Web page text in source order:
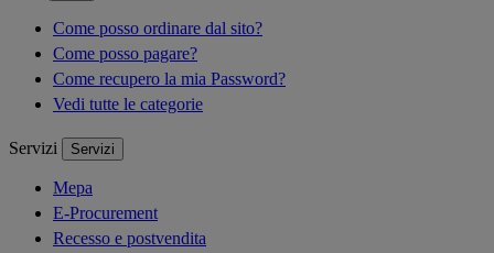
Come posso ordinare dal sito?
Come posso pagare?
Come recupero la mia Password?
Vedi tutte le categorie
Servizi Servizi
Mepa
E-Procurement
Recesso e postvendita